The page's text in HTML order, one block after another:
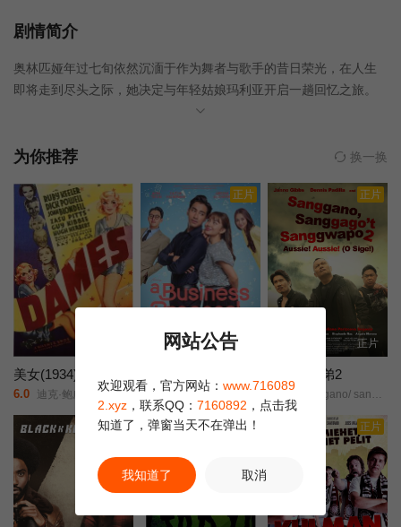
剧情简介
奥林匹娅年过七旬依然沉湎于作为舞者与歌手的昔日荣光，在人生
即将走到尽头之际，她决定与年轻姑娘玛利亚开启一趟回忆之旅。
导演科拉多·塞隆的长片处女作，邀请到意大利国宝级女星、威尼斯
位外在热情、内心深邃的魅力女性。影片在调侃与抒情、忧郁与欢
面。明亮的南欧风光与经典怀旧歌曲串烧重建了曾经的文化黄金时
代，谱写出一首献给生命尊严的赞美诗。
为你推荐 换一换
美女(1934)
6.0 迪克·鲍威尔/鲁比·基勒/Hugh/Herbert/
正片
更新HD
4.0 凯特琳·哈尔德曼/艾丽尔·塔图姆/Abidzar·Al·Ghifari/
正片
正片
凸槌三兄弟2
10.0 Sanggano/ sanggago&#039;t sanggwapo 2: Aussie! Aussie! (O sige)/
正片 正片 正片
网站公告
欢迎观看，官方网站： www.716089
2.xyz ，联系QQ： 7160892 ，点击我
知道了，弹窗当天不在弹出！
我知道了 取消